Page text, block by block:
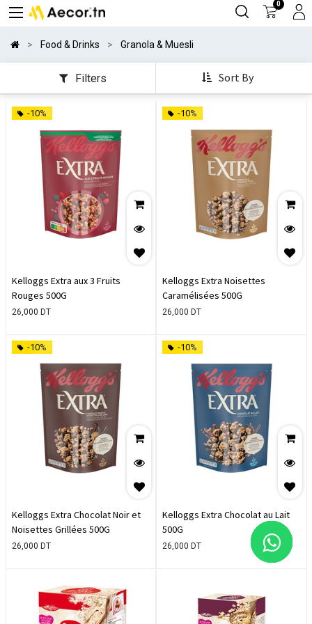
0
Food & Drinks Granola & Muesli
Filters Sort By
-10%
Kelloggs Extra aux 3 Fruits
Rouges 500G
26,000 DT
-10%
Kelloggs Extra Noisettes
Caramélisées 500G
26,000 DT
-10%
Kelloggs Extra Chocolat Noir et
Noisettes Grillées 500G
26,000 DT
-10%
Kelloggs Extra Chocolat au Lait
500G
26,000 DT